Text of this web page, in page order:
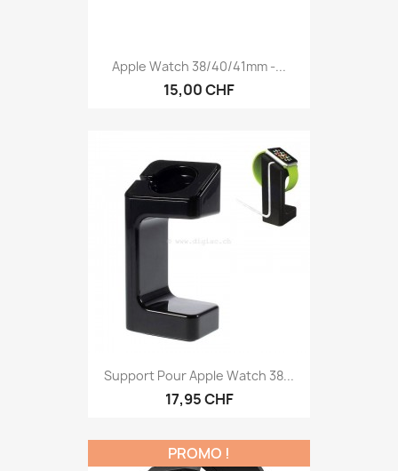
Apple Watch 38/40/41mm -...
15,00 CHF
Support Pour Apple Watch 38...
17,95 CHF
PROMO !